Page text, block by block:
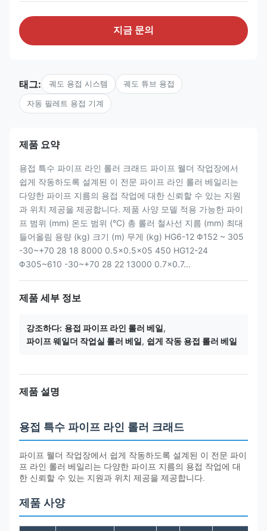
지금 문의
태그: 궤도 용접 시스템 궤도 튜브 용접
자동 필레트 용접 기계
제품 요약
용접 특수 파이프 라인 롤러 크래드 파이프 웰더 작업장에서
쉽게 작동하도록 설계된 이 전문 파이프 라인 롤러 베일리는
다양한 파이프 지름의 용접 작업에 대한 신뢰할 수 있는 지원
과 위치 제공을 제공합니다. 제품 사양 모델 적용 가능한 파이
프 범위 (mm) 온도 범위 (°C) 총 롤러 철사선 지름 (mm) 최대
들어올림 용량 (kg) 크기 (m) 무게 (kg) HG6-12 Φ152 ~ 305
-30~+70 28 18 8000 0.5×0.5×05 450 HG12-24
Φ305~610 -30~+70 28 22 13000 0.7×0.7...
제품 세부 정보
강조하다: 용접 파이프 라인 롤러 베일,
파이프 웨일더 작업실 롤러 베일, 쉽게 작동 용접 롤러 베일
제품 설명
용접 특수 파이프 라인 롤러 크래드
파이프 웰더 작업장에서 쉽게 작동하도록 설계된 이 전문 파이
프 라인 롤러 베일리는 다양한 파이프 지름의 용접 작업에 대
한 신뢰할 수 있는 지원과 위치 제공을 제공합니다.
제품 사양